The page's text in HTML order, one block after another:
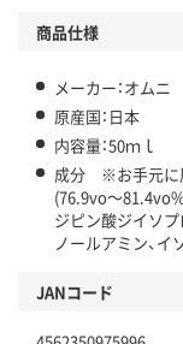
商品仕様
メーカー：オムニ
原産国：日本
内容量：50ｍｌ
成分 ※お手元に
(76.9vo～
ジピン酸ジイソプ
ノールアミン、イ
JANコード